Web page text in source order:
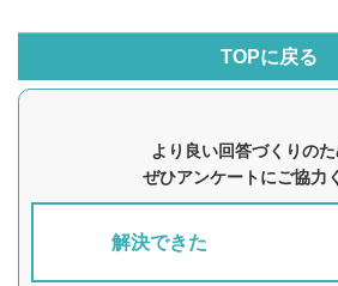
TOPに戻る
より良い回答づくりのた
ぜひアンケートにご協力
解決できた